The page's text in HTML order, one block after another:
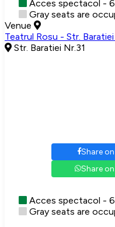
Acces spectacol -
Gray seats are
Venue
Teatrul Rosu - Str. Baratiei
Str. Baratiei Nr.31
Share
Share
Acces spectacol -
Gray seats are